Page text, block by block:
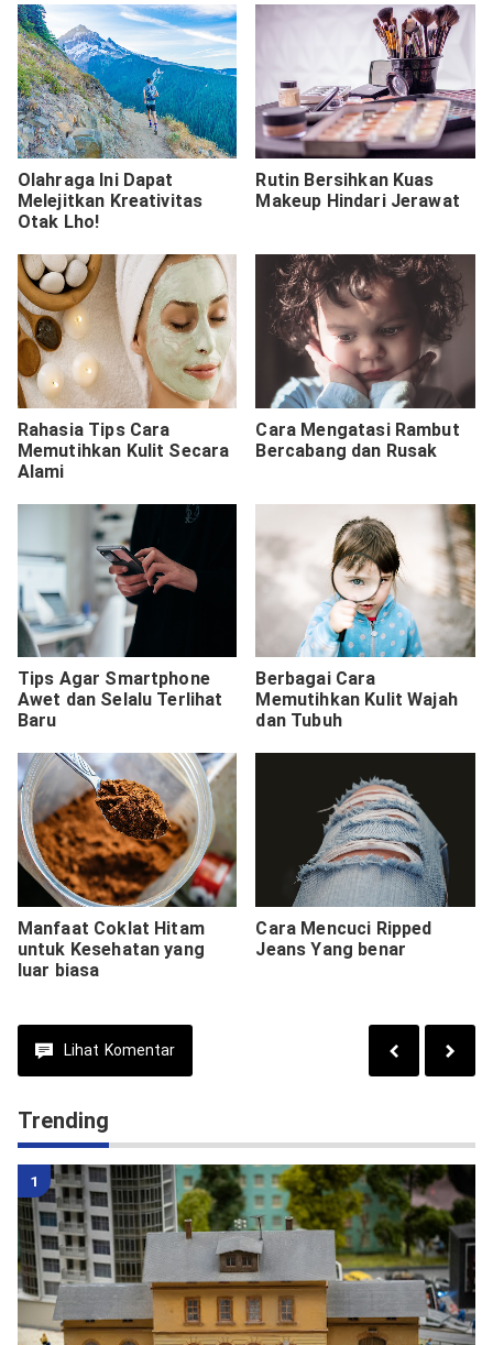
Olahraga Ini Dapat
Melejitkan Kreativitas
Otak Lho!
Rutin Bersihkan Kuas
Makeup Hindari Jerawat
Rahasia Tips Cara
Memutihkan Kulit Secara
Alami
Cara Mengatasi Rambut
Bercabang dan Rusak
Tips Agar Smartphone
Awet dan Selalu Terlihat
Baru
Berbagai Cara
Memutihkan Kulit Wajah
dan Tubuh
Manfaat Coklat Hitam
untuk Kesehatan yang
luar biasa
Cara Mencuci Ripped
Jeans Yang benar
Lihat Komentar
Trending